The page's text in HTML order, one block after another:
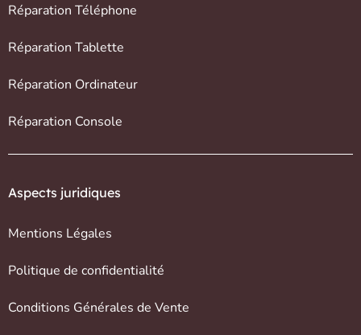
Réparation Téléphone
Réparation Tablette
Réparation Ordinateur
Réparation Console
Aspects juridiques
Mentions Légales
Politique de confidentialité
Conditions Générales de Vente